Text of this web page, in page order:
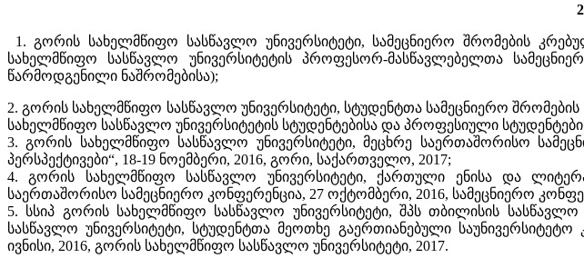
1. გორის სახელმწიფო სასწავლო უნივერსიტეტი, სამეცნიერო შრომების
სახელმწიფო სასწავლო უნივერსიტეტის პროფესორ-მასწავლებელთა
წარმოდგენილი ნაშრომებისა);
2. გორის სახელმწიფო სასწავლო უნივერსიტეტი, სტუდენტთა სამეცნიერო შრომების
სახელმწიფო სასწავლო უნივერსიტეტის სტუდენტებისა და პროფესიული
3. გორის სახელმწიფო სასწავლო უნივერსიტეტი, მეცხრე საერთაშორისო
პერსპექტივები“, 18-19 ნოემბერი, 2016, გორი, საქართველო, 2017;
4. გორის სახელმწიფო სასწავლო უნივერსიტეტი, ქართული ენისა და
საერთაშორისო სამეცნიერო კონფერენცია, 27 ოქტომბერი, 2016, სამეცნიერო
5. სსიპ გორის სახელმწიფო სასწავლო უნივერსიტეტი, შპს თბილისის
სასწავლო უნივერსიტეტი, სტუდენტთა მეოთხე გაერთიანებული
ივნისი, 2016, გორის სახელმწიფო სასწავლო უნივერსიტეტი, 2017.